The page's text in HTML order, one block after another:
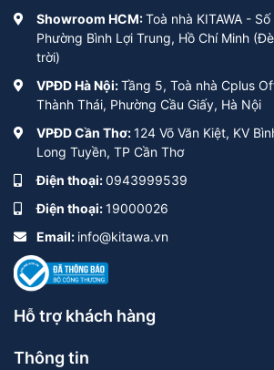
Cấu tạo của camera năng
So với Camera sử dụng nguồn
Camera dùng năng lượng mặt trời
tạp hơn, bao gồm nhiều thành
riêng biệt để đảm bảo hoạt động
cậy trong thời gian dài, đồng thời
vào tài nguyên bên ngoài và thời
cấu trúc của một chiếc Camera
trời:
phần quan trọng nhất của
đèn, Camera Solar cần một
Showroom HCM:Toà nhà KITAWA -
Phường Bình Lợi Trung, Hồ Chí Minh
trời)
VPĐD Hà Nội:Tầng 5, Toà nhà Cplus
Thành Thái, Phường Cầu Giấy, Hà Nội
VPĐD Cần Thơ:124 Võ Văn Kiệt, KV
Long Tuyền, TP Cần Thơ
Điện thoại:0943999539
Điện thoại:19000026
Email: info@kitawa.vn
Hỗ trợ khách hàng
Thông tin